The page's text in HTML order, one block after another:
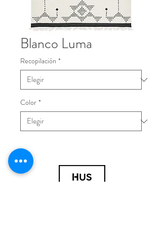
Blanco Luma
Recopilación *
Color *